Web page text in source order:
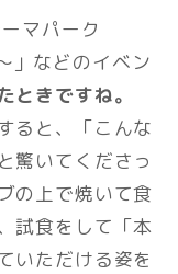
マパーク
」などのイベン
ときですね。
ると、「こんな
驚いてくださっ
の上で焼いて食
試食をして「本
いただける姿を